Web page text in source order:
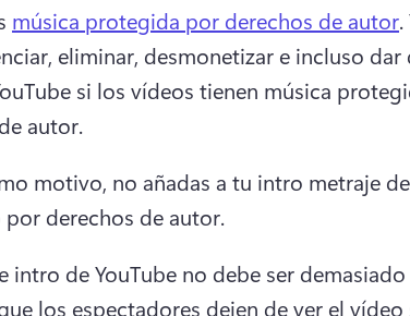
música protegida por derechos de autor.
eliminar, desmonetizar e incluso dar
si los vídeos tienen música
autor.
motivo, no añadas a tu intro metraje
derechos de autor.
intro de YouTube no debe ser
los espectadores dejen de ver el